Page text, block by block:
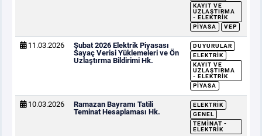
KAYIT VE
UZLAŞTIRMA
- ELEKTRIK
PIYASA
VEP
11.03.2026
Şubat 2026 Elektrik Piyasası
Sayaç Verisi Yüklemeleri ve Ön
Uzlaştırma Bildirimi Hk.
DUYURULAR
ELEKTRIK
KAYIT VE
UZLAŞTIRMA
- ELEKTRIK
PIYASA
10.03.2026
Ramazan Bayramı Tatili
Teminat Hesaplaması Hk.
ELEKTRIK
GENEL
TEMINAT -
ELEKTRIK